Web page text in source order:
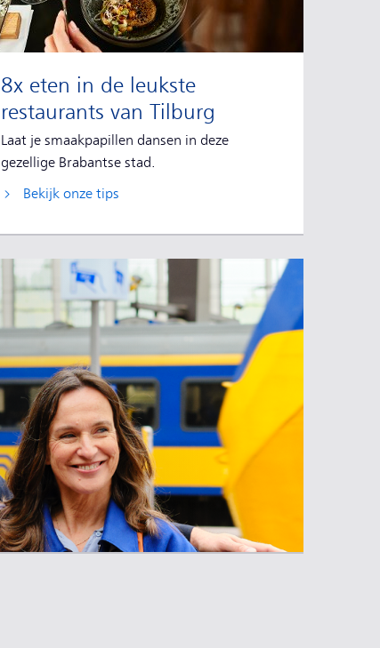
8x eten in de leukste
restaurants van Tilburg
Laat je smaakpapillen dansen in deze
gezellige Brabantse stad.
Bekijk onze tips